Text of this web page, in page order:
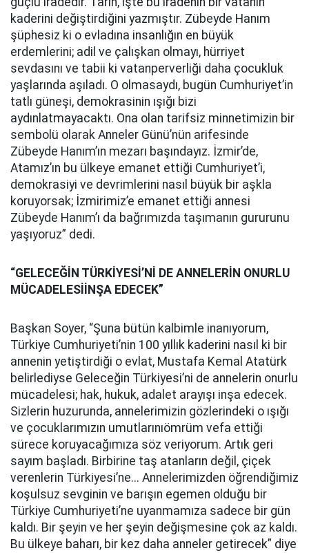
kaderini değiştirdiğini yazmıştır. Zübeyde Hanım
şüphesiz ki o evladına insanlığın en büyük
erdemlerini; adil ve çalışkan olmayı, hürriyet
sevdasını ve tabii ki vatanperverliği daha çocukluk
yaşlarında aşıladı. O olmasaydı, bugün Cumhuriyet’in
tatlı güneşi, demokrasinin ışığı bizi
aydınlatmayacaktı. Ona olan tarifsiz minnetimizin bir
sembolü olarak Anneler Günü’nün arifesinde
Zübeyde Hanım’ın mezarı başındayız. İzmir’de,
Atamız’ın bu ülkeye emanet ettiği Cumhuriyet’i,
demokrasiyi ve devrimlerini nasıl büyük bir aşkla
koruyorsak; İzmirimiz’e emanet ettiği annesi
Zübeyde Hanım’ı da bağrımızda taşımanın gururunu
yaşıyoruz” dedi.
“GELECEĞİN TÜRKİYESİ’Nİ DE ANNELERİN ONURLU
MÜCADELESİİNŞA EDECEK”
Başkan Soyer, “Şuna bütün kalbimle inanıyorum,
Türkiye Cumhuriyeti’nin 100 yıllık kaderini nasıl ki bir
annenin yetiştirdiği o evlat, Mustafa Kemal Atatürk
belirlediyse Geleceğin Türkiyesi’ni de annelerin onurlu
mücadelesi; hak, hukuk, adalet arayışı inşa edecek.
Sizlerin huzurunda, annelerimizin gözlerindeki o ışığı
ve çocuklarımızın umutlarınıömrüm vefa ettiği
sürece koruyacağımıza söz veriyorum. Artık geri
sayım başladı. Birbirine taş atanların değil, çiçek
verenlerin Türkiyesi’ne... Annelerimizden öğrendiğimiz
koşulsuz sevginin ve barışın egemen olduğu bir
Türkiye Cumhuriyeti’ne uyanmamıza sadece bir gün
kaldı. Bir şeyin ve her şeyin değişmesine çok az kaldı.
Bu ülkeye baharı, bir kez daha anneler getirecek” diye